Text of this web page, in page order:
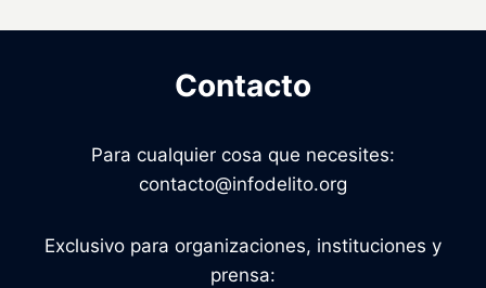
Contacto
Para cualquier cosa que necesites:
contacto@infodelito.org
Exclusivo para organizaciones, instituciones y
prensa: